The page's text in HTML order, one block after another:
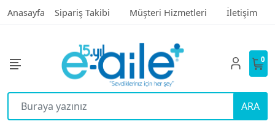
Anasayfa Sipariş Takibi Müşteri Hizmetleri İletişim
ARA
0